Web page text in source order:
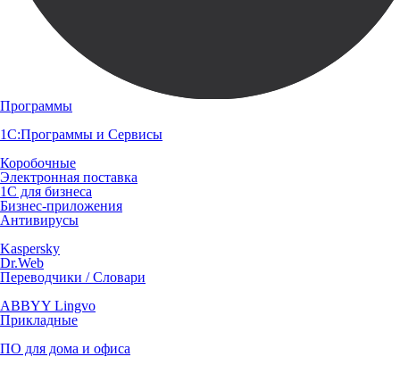
Программы
1С:Программы и Сервисы
Коробочные
Электронная поставка
1С для бизнеса
Бизнес-приложения
Антивирусы
Kaspersky
Dr.Web
Переводчики / Словари
ABBYY Lingvo
Прикладные
ПО для дома и офиса